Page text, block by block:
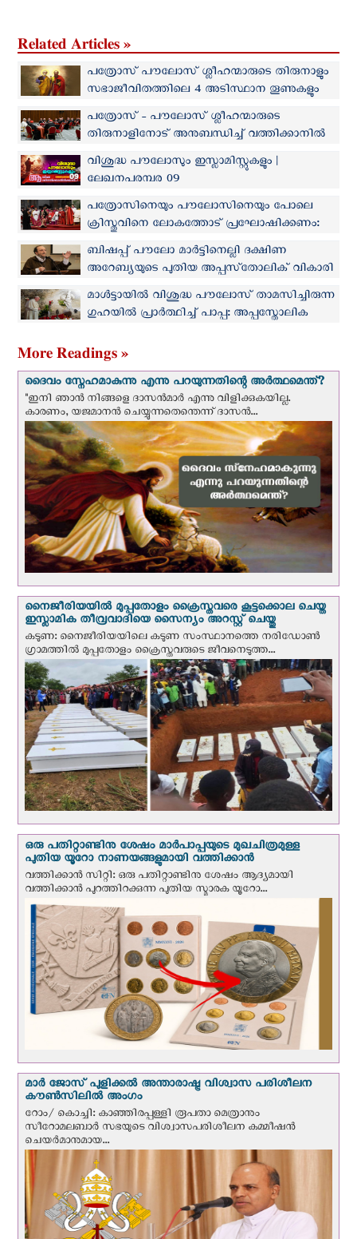
Related Articles »
പത്രോസ് പൗലോസ് ശ്ലീഹന്മാരുടെ തിരുനാളും
സഭാജീവിതത്തിലെ 4 അടിസ്ഥാന തൂണുകളും
പത്രോസ് - പൗലോസ് ശ്ലീഹന്മാരുടെ
തിരുനാളിനോട് അനുബന്ധിച്ച് വത്തിക്കാനിൽ
കർദ്ദിനാളുമാരുടെ കൺസിസ്റ്ററി
വിശുദ്ധ പൗലോസും ഇസ്ലാമിസ്റ്റുകളും |
ലേഖനപരമ്പര 09
പത്രോസിനെയും പൗലോസിനെയും പോലെ
ക്രിസ്തുവിനെ ലോകത്തോട് പ്രഘോഷിക്കണം:
തിരുനാള്‍ ദിനത്തില്‍ ആഹ്വാനവുമായി പാപ്പ
ബിഷപ്പ് പൗലോ മാർട്ടിനെല്ലി ദക്ഷിണ
അറേബ്യയുടെ പുതിയ അപ്പസ്‌തോലിക് വികാരി
മാള്‍ട്ടായില്‍ വിശുദ്ധ പൗലോസ്‌ താമസിച്ചിരുന്ന
ഗുഹയില്‍ പ്രാര്‍ത്ഥിച്ച് പാപ്പ: അപ്പസ്തോലിക
More Readings »
ദൈവം സ്നേഹമാകുന്നു എന്നു പറയുന്നതിന്റെ അർത്ഥമെന്ത്?
"ഇനി ഞാന്‍ നിങ്ങളെ ദാസന്‍മാര്‍ എന്നു വിളിക്കുകയില്ല.
കാരണം, യജമാനന്‍ ചെയ്യുന്നതെന്തെന്ന് ദാസന്‍...
നൈജീരിയയില്‍ മുപ്പതോളം ക്രൈസ്തവരെ കൂട്ടക്കൊല ചെയ്ത
ഇസ്ലാമിക തീവ്രവാദിയെ സൈന്യം അറസ്റ്റ് ചെയ്തു
കടുണ: നൈജീരിയയിലെ കടുണ സംസ്ഥാനത്തെ നരിഡോൺ
ഗ്രാമത്തിൽ മുപ്പതോളം ക്രൈസ്തവരുടെ ജീവനെടുത്ത...
ഒരു പതിറ്റാണ്ടിനു ശേഷം മാർപാപ്പയുടെ മുഖചിത്രമുള്ള
പുതിയ യൂറോ നാണയങ്ങളുമായി വത്തിക്കാന്‍
വത്തിക്കാന്‍ സിറ്റി: ഒരു പതിറ്റാണ്ടിനു ശേഷം ആദ്യമായി
വത്തിക്കാൻ പുറത്തിറക്കുന്ന പുതിയ സ്മാരക യൂറോ...
മാർ ജോസ് പുളിക്കൽ അന്താരാഷ്ട്ര വിശ്വാസ പരിശീലന
കൗൺസിലിൽ അംഗം
റോം/ കൊച്ചി: കാഞ്ഞിരപ്പള്ളി രൂപതാ മെത്രാനും
സീറോമലബാർ സഭയുടെ വിശ്വാസപരിശീലന കമ്മീഷൻ
ചെയർമാനുമായ...